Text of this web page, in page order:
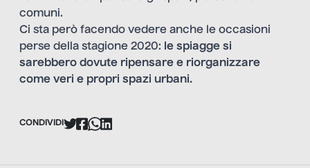
comuni.
Ci sta però facendo vedere anche le occasioni
perse della stagione 2020: le spiagge si
sarebbero dovute ripensare e riorganizzare
come veri e propri spazi urbani.
CONDIVIDI